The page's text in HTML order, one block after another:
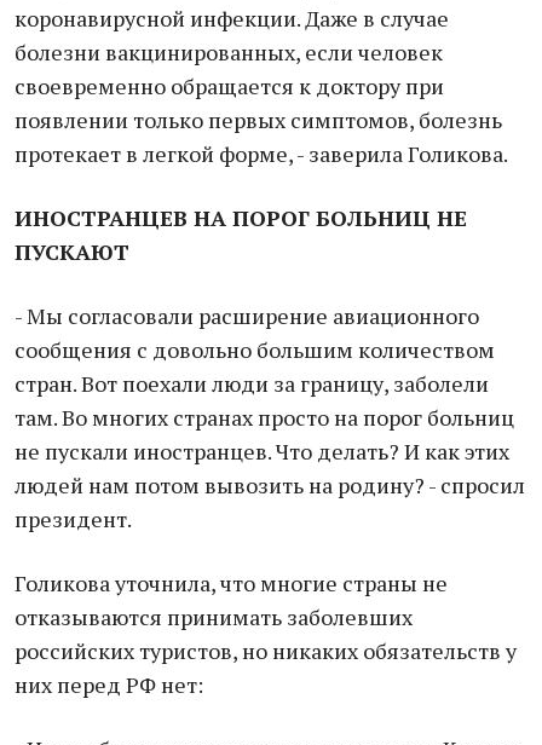
коронавирусной инфекции. Даже в случае
болезни вакцинированных, если человек
своевременно обращается к доктору при
появлении только первых симптомов, болезнь
протекает в легкой форме, - заверила Голикова.
ИНОСТРАНЦЕВ НА ПОРОГ БОЛЬНИЦ НЕ
ПУСКАЮТ
- Мы согласовали расширение авиационного
сообщения с довольно большим количеством
стран. Вот поехали люди за границу, заболели
там. Во многих странах просто на порог больниц
не пускали иностранцев. Что делать? И как этих
людей нам потом вывозить на родину? - спросил
президент.
Голикова уточнила, что многие страны не
отказываются принимать заболевших
российских туристов, но никаких обязательств у
них перед РФ нет: